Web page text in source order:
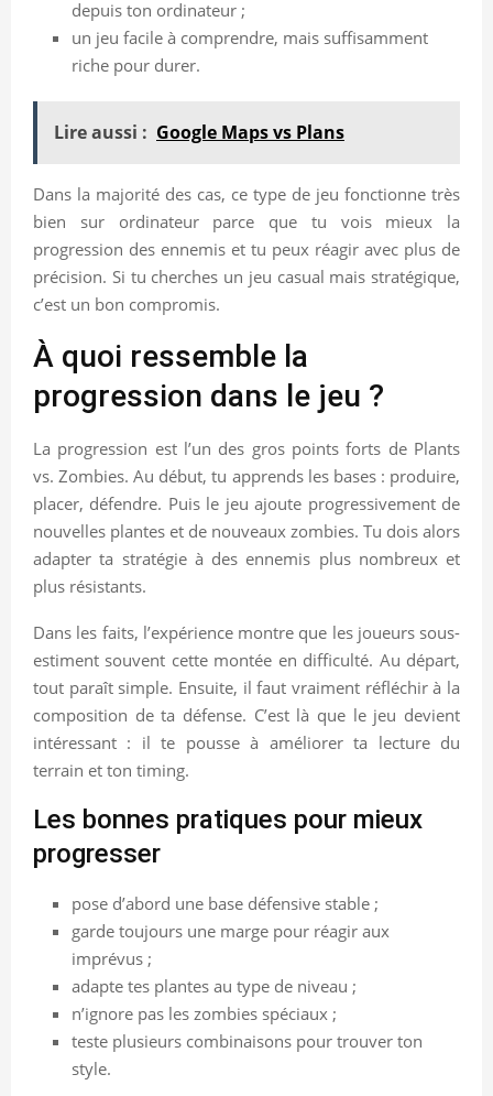
depuis ton ordinateur ;
un jeu facile à comprendre, mais suffisamment
riche pour durer.
Lire aussi : Google Maps vs Plans
Dans la majorité des cas, ce type de jeu fonctionne très
bien sur ordinateur parce que tu vois mieux la
progression des ennemis et tu peux réagir avec plus de
précision. Si tu cherches un jeu casual mais stratégique,
c’est un bon compromis.
À quoi ressemble la
progression dans le jeu ?
La progression est l’un des gros points forts de Plants
vs. Zombies. Au début, tu apprends les bases : produire,
placer, défendre. Puis le jeu ajoute progressivement de
nouvelles plantes et de nouveaux zombies. Tu dois alors
adapter ta stratégie à des ennemis plus nombreux et
plus résistants.
Dans les faits, l’expérience montre que les joueurs sous-
estiment souvent cette montée en difficulté. Au départ,
tout paraît simple. Ensuite, il faut vraiment réfléchir à la
composition de ta défense. C’est là que le jeu devient
intéressant : il te pousse à améliorer ta lecture du
terrain et ton timing.
Les bonnes pratiques pour mieux
progresser
pose d’abord une base défensive stable ;
garde toujours une marge pour réagir aux
imprévus ;
adapte tes plantes au type de niveau ;
n’ignore pas les zombies spéciaux ;
teste plusieurs combinaisons pour trouver ton
style.